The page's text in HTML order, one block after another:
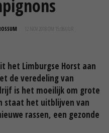
12 NOV 2018 OM 15:06
het Limburgse Horst aan
de veredeling van
is het moeilijk om grote
staat het uitblijven van
rassen, een gezonde